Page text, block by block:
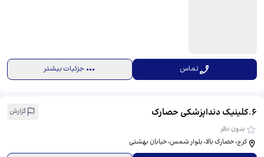
تماس جزئیات بیشتر
6
.کلینیک دنداپزشکی حصارک
گزارش
بدون نظر
کرج، حصارک بالا، بلوار شمس، خیابان بهشتی